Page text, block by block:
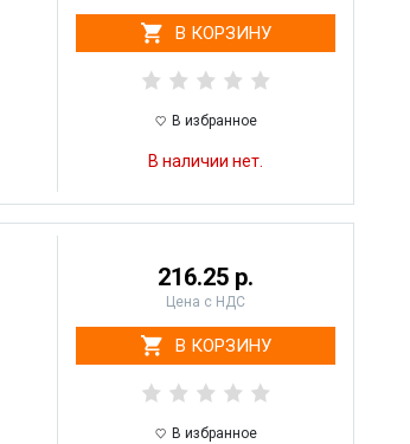
В КОРЗИНУ
В избранное
В наличии нет.
216.25 р.
Цена с НДС
В КОРЗИНУ
В избранное